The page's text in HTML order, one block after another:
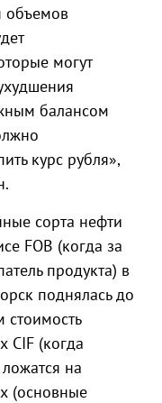
объемов
могут
балансом
курс рубля»,
сорта нефти
FOB (когда за
продукта) в
поднялась до
CIF (когда
на
(основные